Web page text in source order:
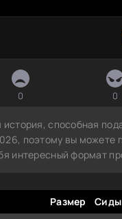
0 0
способная
поэтому вы можете
интересный формат
Размер Сиды